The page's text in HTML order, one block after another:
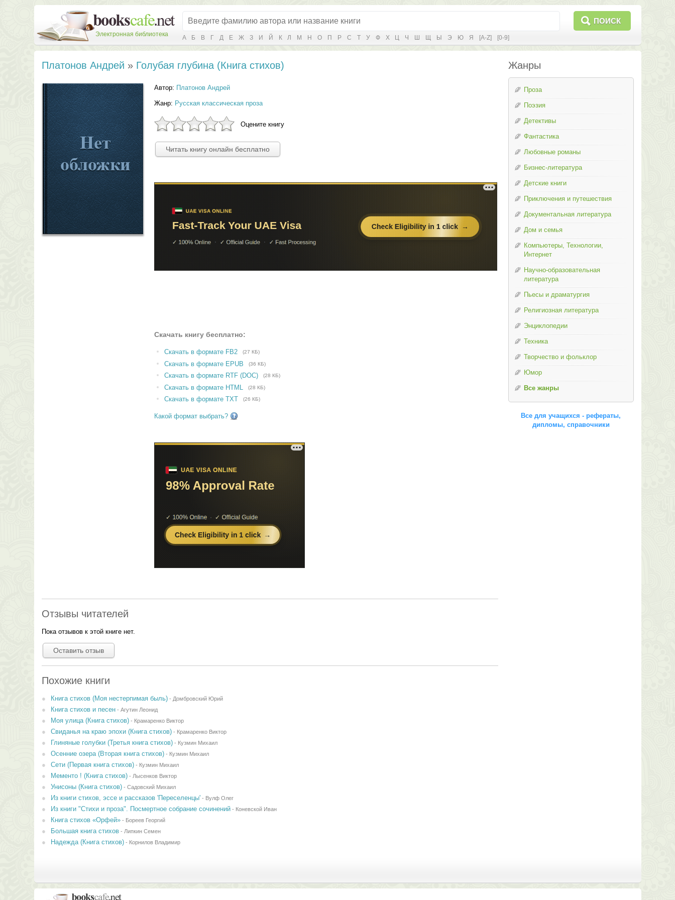
Электронная библиотека
ПОИСК
А Б В Г Д Е Ж З И Й К Л М Н О П Р С Т У Ф Х Ц Ч Ш Щ Ы Э Ю Я [A-Z] [0-9]
Платонов Андрей » Голубая глубина (Книга стихов)
Автор: Платонов Андрей
Жанр: Русская классическая проза
Оцените книгу
Читать книгу онлайн бесплатно
Скачать книгу бесплатно:
Скачать в формате FB2 (27 КБ)
Скачать в формате EPUB (36 КБ)
Скачать в формате RTF (DOC) (28 КБ)
Скачать в формате HTML (28 КБ)
Скачать в формате TXT (26 КБ)
Какой формат выбрать?
Отзывы читателей
Пока отзывов к этой книге нет.
Оставить отзыв
Похожие книги
Книга стихов (Моя нестерпимая быль)- Домбровский Юрий
Книга стихов и песен- Агутин Леонид
Моя улица (Книга стихов)- Крамаренко Виктор
Свиданья на краю эпохи (Книга стихов)- Крамаренко Виктор
Глиняные голубки (Третья книга стихов)- Кузмин Михаил
Осенние озера (Вторая книга стихов)- Кузмин Михаил
Сети (Первая книга стихов)- Кузмин Михаил
Мементо ! (Книга стихов)- Лысенков Виктор
Унисоны (Книга стихов)- Садовский Михаил
Из книги стихов, эссе и рассказов 'Переселенцы'- Вулф Олег
Из книги "Стихи и проза". Посмертное собрание сочинений- Коневской Иван
Книга стихов «Орфей»- Бореев Георгий
Большая книга стихов- Липкин Семен
Надежда (Книга стихов)- Корнилов Владимир
Жанры
Проза
Поэзия
Детективы
Фантастика
Любовные романы
Бизнес-литература
Детские книги
Приключения и путешествия
Документальная литература
Дом и семья
Компьютеры, Технологии,
Интернет
Научно-образовательная
литература
Пьесы и драматургия
Религиозная литература
Энциклопедии
Техника
Творчество и фольклор
Юмор
Все жанры
Все для учащихся - рефераты,
дипломы, справочники